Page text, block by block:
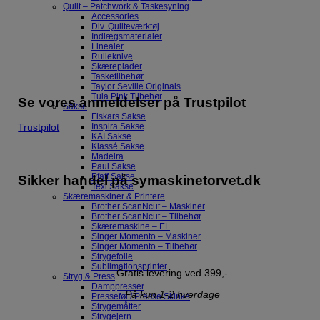
Quilt – Patchwork & Taskesyning
Accessories
Div. Quilteværktøj
Indlægsmaterialer
Linealer
Rulleknive
Skæreplader
Tasketilbehør
Taylor Seville Originals
Tula Pink Tilbehør
Sakse
Fiskars Sakse
Inspira Sakse
KAI Sakse
Klassé Sakse
Madeira
Paul Sakse
Pfaff Sakse
Texi Sakse
Skæremaskiner & Printere
Brother ScanNcut – Maskiner
Brother ScanNcut – Tilbehør
Skæremaskine – EL
Singer Momento – Maskiner
Singer Momento – Tilbehør
Strygefolie
Sublimationsprinter
Stryg & Press
Damppresser
Presseføl / Presse Skinke
Strygemåtter
Strygejern
Se vores anmeldelser på Trustpilot
Trustpilot
Sikker handel på symaskinetorvet.dk
Gratis levering ved 399,-
På kun 1-2 hverdage